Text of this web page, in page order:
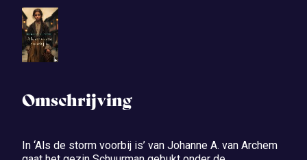
Omschrijving
In ‘Als de storm voorbij is’ van Johanne A. van Archem